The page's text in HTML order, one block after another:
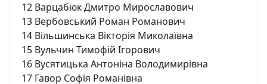
12 Варцабюк Дмитро Мирославович
13 Вербовський Роман Романович
14 Вільшинська Вікторія Миколаївна
15 Вульчин Тимофій Ігорович
16 Вусятицька Антоніна Володимирівна
17 Гавор Софія Романівна